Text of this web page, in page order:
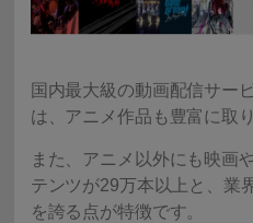
国内最大級の動画配信サー
は、アニメ作品も豊富に取
また、アニメ以外にも映画
テンツが29万本以上と、業
を誇る点が特徴です。